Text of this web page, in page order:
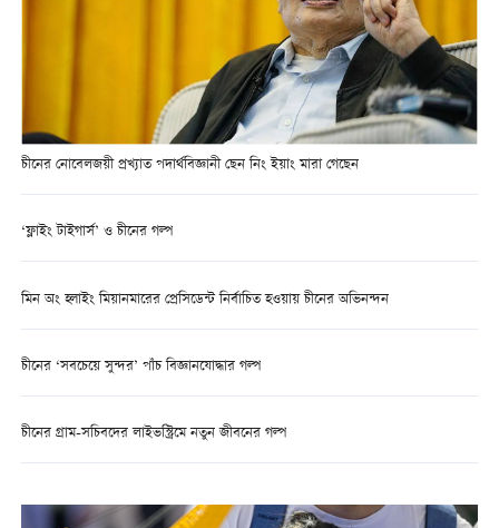
চীনের নোবেলজয়ী প্রখ্যাত পদার্থবিজ্ঞানী ছেন নিং ইয়াং মারা গেছেন
‘ফ্লাইং টাইগার্স’ ও চীনের গল্প
মিন অং হ্লাইং মিয়ানমারের প্রেসিডেন্ট নির্বাচিত হওয়ায় চীনের অভিনন্দন
চীনের ‘সবচেয়ে সুন্দর’ পাঁচ বিজ্ঞানযোদ্ধার গল্প
চীনের গ্রাম-সচিবদের লাইভস্ট্রিমে নতুন জীবনের গল্প